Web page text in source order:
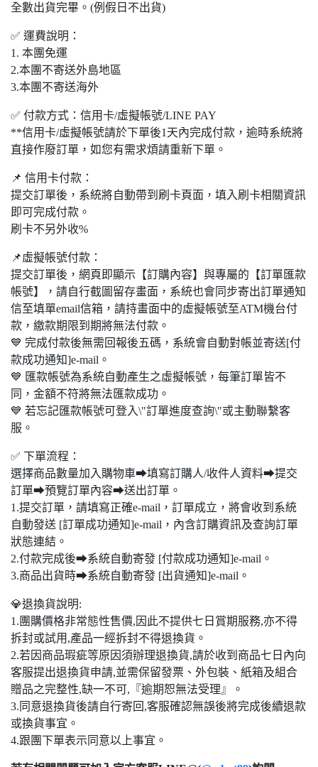
全數出貨完畢。(例假日不出貨)
✅ 運費說明：
1. 本團免運
2.本團不寄送外島地區
3.本團不寄送海外
✅ 付款方式：信用卡/虛擬帳號/LINE PAY
**信用卡/虛擬帳號請於下單後1天內完成付款，逾時系統將
直接作廢訂單，如您有需求煩請重新下單。
📌 信用卡付款：
提交訂單後，系統將自動帶到刷卡頁面，填入刷卡相關資訊
即可完成付款。
刷卡不另外收%
📌虛擬帳號付款：
提交訂單後，網頁即顯示【訂購內容】與專屬的【訂單匯款
帳號】，請自行截圖留存畫面，系統也會同步寄出訂單通知
信至填單email信箱，請持畫面中的虛擬帳號至ATM機台付
款，繳款期限到期將無法付款。
💙 完成付款後無需回報後五碼，系統會自動對帳並寄送[付
款成功通知]e-mail。
💙 匯款帳號為系統自動產生之虛擬帳號，每筆訂單皆不
同，金額不符將無法匯款成功。
💙 若忘記匯款帳號可登入\"訂單進度查詢\"或主動聯繫客
服。
✅ 下單流程：
選擇商品數量加入購物車➡填寫訂購人/收件人資料➡提交
訂單➡預覽訂單內容➡送出訂單。
1.提交訂單，請填寫正確e-mail，訂單成立，將會收到系統
自動發送 [訂單成功通知]e-mail，內含訂購資訊及查詢訂單
狀態連結。
2.付款完成後➡系統自動寄發 [付款成功通知]e-mail。
3.商品出貨時➡系統自動寄發 [出貨通知]e-mail。
💎退換貨說明:
1.團購價格非常態性售價,因此不提供七日賞期服務,亦不得
拆封或試用,產品一經拆封不得退換貨。
2.若因商品瑕疵等原因須辦理退換貨,請於收到商品七日內向
客服提出退換貨申請,並需保留發票、外包裝、紙箱及組合
贈品之完整性,缺一不可,『逾期恕無法受理』。
3.同意退換貨後請自行寄回,客服確認無誤後將完成後續退款
或換貨事宜。
4.跟團下單表示同意以上事宜。